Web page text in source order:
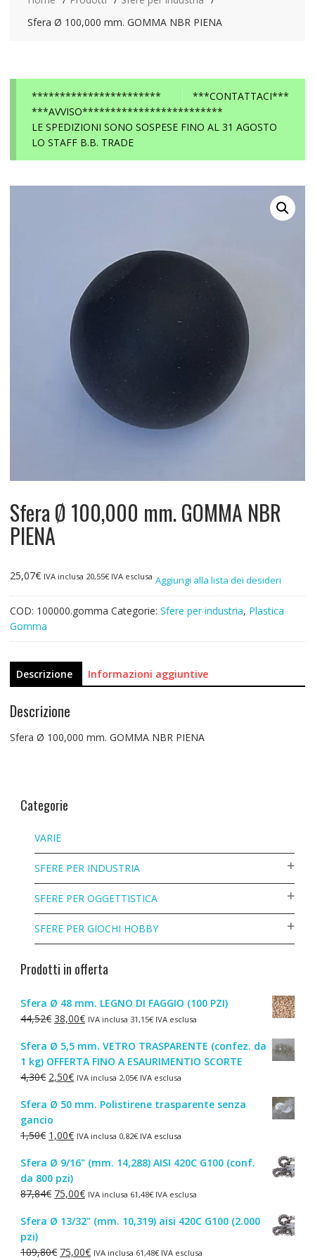
Sfera Ø 100,000 mm. GOMMA NBR PIENA
***CONTATTACI***
***********************
***AVVISO*************************
LE SPEDIZIONI SONO SOSPESE FINO AL 31 AGOSTO
LO STAFF B.B. TRADE
Sfera Ø 100,000 mm. GOMMA NBR
PIENA
25,07€ IVA inclusa 20,55€IVA esclusa Aggiungi alla lista dei desideri
COD: 100000.gomma Categorie: Sfere per industria, Plastica
Gomma
Descrizione Informazioni aggiuntive
Descrizione
Sfera Ø 100,000 mm. GOMMA NBR PIENA
Categorie
VARIE
SFERE PER INDUSTRIA
SFERE PER OGGETTISTICA
SFERE PER GIOCHI HOBBY
Prodotti in offerta
Sfera Ø 48 mm. LEGNO DI FAGGIO (100 PZI)
44,52€ Il
originale
era:
44,52€.
38,00€Il
attuale
è:
38,00€.
IVA inclusa 31,15€IVA esclusa
Sfera Ø 5,5 mm. VETRO TRASPARENTE (confez. da
1 kg) OFFERTA FINO A ESAURIMENTIO SCORTE
4,30€ Il
originale
era:
4,30€.
2,50€Il
attuale
2,50€.
IVA inclusa 2,05€IVA esclusa
Sfera Ø 50 mm. Polistirene trasparente senza
gancio
1,50€ Il
originale
era:
1,50€.
1,00€Il
attuale
è:
1,00€.
IVA inclusa 0,82€IVA esclusa
Sfera Ø 9/16" (mm. 14,288) AISI 420C G100 (conf.
da 800 pzi)
87,84€ Il
originale
87,84€.
75,00€Il
attuale
75,00€.
IVA inclusa 61,48€IVA esclusa
Sfera Ø 13/32" (mm. 10,319) aisi 420C G100 (2.000
pzi)
109,80€ Il
75,00€IlIVA inclusa 61,48€IVA esclusa